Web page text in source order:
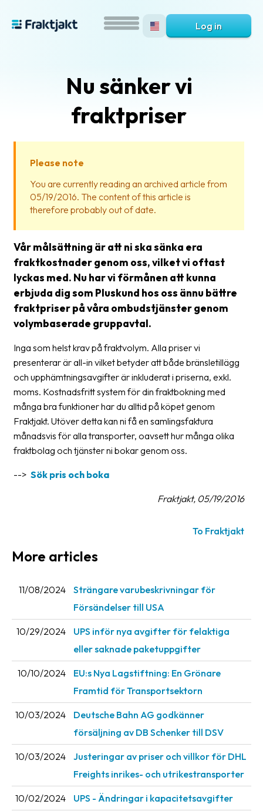
is
Fraktjakt?
Help?
Glossary
Packing
Shipping
Printer
settings
Customs
declarations
Delivery
terms
Pickups
scanner
Support
the
About
Media
Coworkers
Job
News
Log in
Nu sänker vi
fraktpriser
Please note
You are currently reading an archived article from
05/19/2016. The content of this article is
therefore probably out of date.
Vår målsättning är att ni ska sänka era
fraktkostnader genom oss, vilket vi oftast
lyckas med. Nu har vi förmånen att kunna
erbjuda dig som Pluskund hos oss ännu bättre
fraktpriser på våra ombudstjänster genom
volymbaserade gruppavtal.
Inga som helst krav på fraktvolym. Alla priser vi
presenterar är all-in vilket betyder att både bränsletillägg
och upphämtningsavgifter är inkluderat i priserna, exkl.
moms. Kostnadsfritt system för din fraktbokning med
många bra funktioner har du alltid på köpet genom
Fraktjakt. Utöver detta kan ni få en samlingsfaktura
månadsvis för alla transporter, oavsett hur många olika
fraktbolag och tjänster ni bokar genom oss.
--> Sök pris och boka
Fraktjakt, 05/19/2016
To Fraktjakt
More articles
11/08/2024
Strängare varubeskrivningar för
Försändelser till USA
10/29/2024
UPS inför nya avgifter för felaktiga
eller saknade paketuppgifter
10/10/2024
EU:s Nya Lagstiftning: En Grönare
Framtid för Transportsektorn
10/03/2024
Deutsche Bahn AG godkänner
försäljning av DB Schenker till DSV
10/03/2024
Justeringar av priser och villkor för DHL
Freights inrikes- och utrikestransporter
10/02/2024 UPS - Ändringar i kapacitetsavgifter